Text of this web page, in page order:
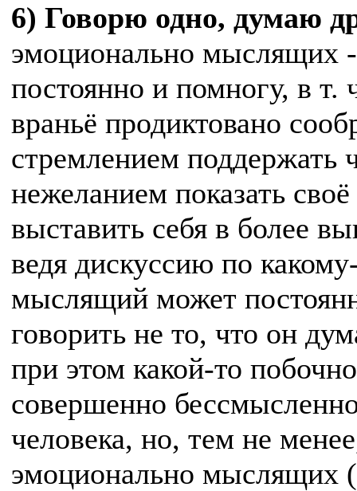
6) Говорю одно, думаю
эмоционально мыслящих
постоянно и помногу, в
враньё продиктовано
стремлением поддержать
нежеланием показать
выставить себя в более
ведя дискуссию по
мыслящий может
говорить не то, что он
при этом какой-то
совершенно
человека, но, тем не
эмоционально мыслящих